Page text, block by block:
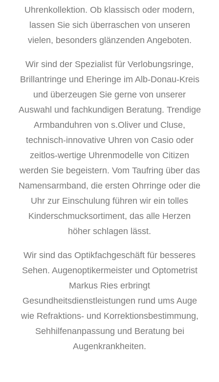
Uhrenkollektion. Ob klassisch oder modern,
lassen Sie sich überraschen von unseren
vielen, besonders glänzenden Angeboten.
Wir sind der Spezialist für Verlobungsringe,
Brillantringe und Eheringe im Alb-Donau-Kreis
und überzeugen Sie gerne von unserer
Auswahl und fachkundigen Beratung. Trendige
Armbanduhren von s.Oliver und Cluse,
technisch-innovative Uhren von Casio oder
zeitlos-wertige Uhrenmodelle von Citizen
werden Sie begeistern. Vom Taufring über das
Namensarmband, die ersten Ohrringe oder die
Uhr zur Einschulung führen wir ein tolles
Kinderschmucksortiment, das alle Herzen
höher schlagen lässt.
Wir sind das Optikfachgeschäft für besseres
Sehen. Augenoptikermeister und Optometrist
Markus Ries erbringt
Gesundheitsdienstleistungen rund ums Auge
wie Refraktions- und Korrektionsbestimmung,
Sehhilfenanpassung und Beratung bei
Augenkrankheiten.